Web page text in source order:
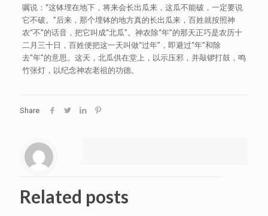
嘱说：“这钵埋在地下，将来会长出瓜来，这瓜不能破，一定要说
它不破。”后来，那个埋钵的地方真的长出瓜来，百姓就按照神
农“不”的话音，把它叫成“北瓜”。神农除“年”的那天正巧是农历十
二月三十日，百姓便把这一天叫做“过年”，即避过“年”和除
去“年”的意思。这天，北瓜供在堂上，以示压邪，并敲锣打鼓，鸣
竹张灯，以纪念神农老祖的功德。
Share
Related posts